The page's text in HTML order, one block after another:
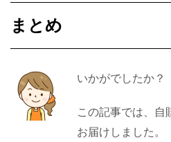
まとめ
いかがでしたか？
この記事では、自
お届けしました。